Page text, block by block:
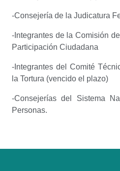
-Consejería de la Judicatura
-Integrantes de la Comisión
Participación Ciudadana
-Integrantes del Comité
la Tortura (vencido el plazo)
-Consejerías del Sistema
Personas.